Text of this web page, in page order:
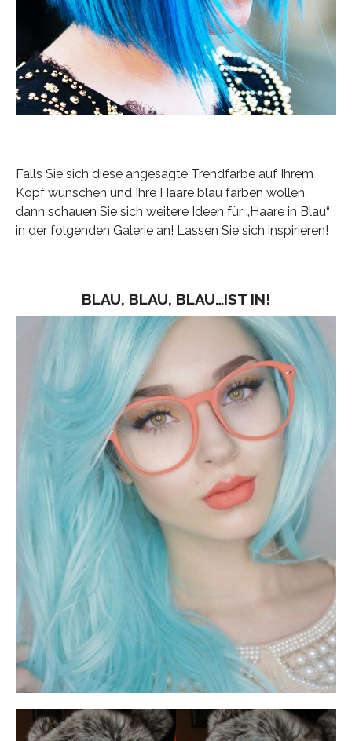
Falls Sie sich diese angesagte Trendfarbe auf Ihrem
Kopf wünschen und Ihre Haare blau färben wollen,
dann schauen Sie sich weitere Ideen für „Haare in Blau“
in der folgenden Galerie an! Lassen Sie sich inspirieren!
BLAU, BLAU, BLAU…IST IN!